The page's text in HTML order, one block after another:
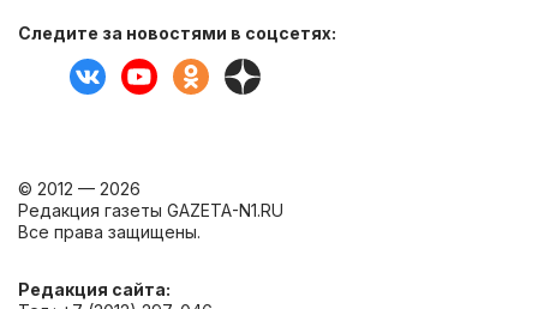
Следите за новостями в соцсетях:
© 2012 — 2026
Редакция газеты GAZETA-N1.RU
Все права защищены.
Редакция сайта: